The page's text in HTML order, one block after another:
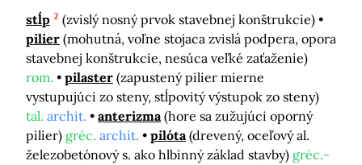
stĺp 2 (zvislý nosný prvok stavebnej konštrukcie)
pilier (mohutná, voľne stojaca zvislá podpera, opora
stavebnej konštrukcie, nesúca veľké zaťaženie)
rom.
pilaster (zapustený pilier mierne
vystupujúci zo steny, stĺpovitý výstupok zo steny)
tal. archit. anterizma (hore sa zužujúci oporný
pilier) gréc. archit. pilóta (drevený, oceľový al.
železobetónový s. ako hlbinný základ stavby) gréc.-